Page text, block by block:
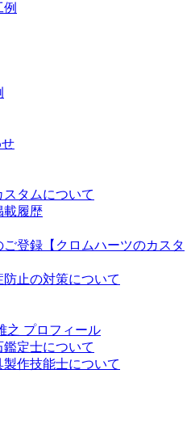
タムについて
載履歴
ご登録【クロムハーツのカスタ
止の対策について
之 プロフィール
定士について
作技能士について